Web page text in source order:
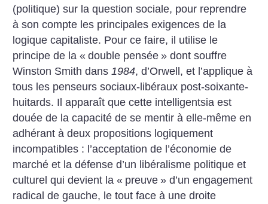
(politique) sur la question sociale, pour reprendre
à son compte les principales exigences de la
logique capitaliste. Pour ce faire, il utilise le
principe de la « double pensée » dont souffre
Winston Smith dans 1984, d’Orwell, et l’applique à
tous les penseurs sociaux-libéraux post-soixante-
huitards. Il apparaît que cette intelligentsia est
douée de la capacité de se mentir à elle-même en
adhérant à deux propositions logiquement
incompatibles : l’acceptation de l’économie de
marché et la défense d’un libéralisme politique et
culturel qui devient la « preuve » d’un engagement
radical de gauche, le tout face à une droite